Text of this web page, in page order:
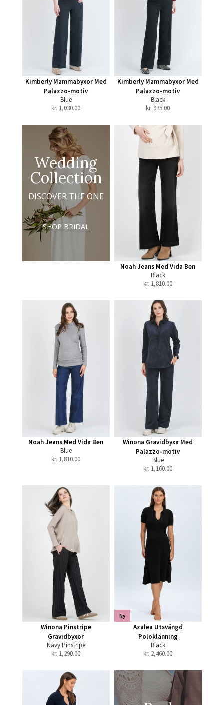
Kimberly Mammabyxor Med
Palazzo-motiv
Blue
kr. 1,030.00
Kimberly Mammabyxor Med
Palazzo-motiv
Black
kr. 975.00
Wedding
Collection
DISCOVER THE ONE
SHOP BRIDAL
Noah Jeans Med Vida Ben
Black
kr. 1,810.00
Noah Jeans Med Vida Ben
Blue
kr. 1,810.00
Winona Gravidbyxa Med
Palazzo-motiv
Blue
kr. 1,160.00
Winona Pinstripe
Gravidbyxor
Navy Pinstripe
kr. 1,290.00
Ny
Azalea Utsvängd
Poloklänning
Black
kr. 2,460.00